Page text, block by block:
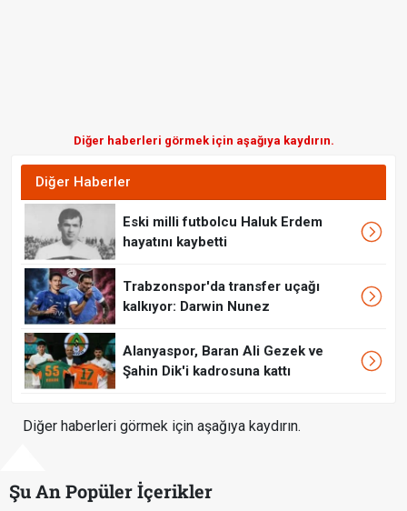
Diğer haberleri görmek için aşağıya kaydırın.
Diğer Haberler
Eski milli futbolcu Haluk Erdem
hayatını kaybetti
Trabzonspor'da transfer uçağı
kalkıyor: Darwin Nunez
Alanyaspor, Baran Ali Gezek ve
Şahin Dik'i kadrosuna kattı
Diğer haberleri görmek için aşağıya kaydırın.
Şu An Popüler İçerikler